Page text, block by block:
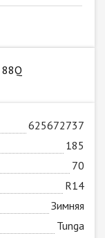
625672737
185
70
R14
Зимняя
Tunga